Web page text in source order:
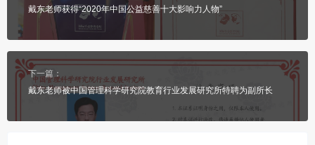
戴东老师获得“2020年中国公益慈善十大影响力人物”
下一篇：
戴东老师被中国管理科学研究院教育行业发展研究所特聘为副所长